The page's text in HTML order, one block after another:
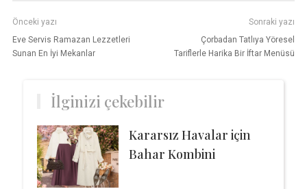
Önceki yazı
Eve Servis Ramazan Lezzetleri
Sunan En İyi Mekanlar
Sonraki yazı
Çorbadan Tatlıya Yöresel
Tariflerle Harika Bir İftar Menüsü
İlginizi çekebilir
Kararsız Havalar için
Bahar Kombini